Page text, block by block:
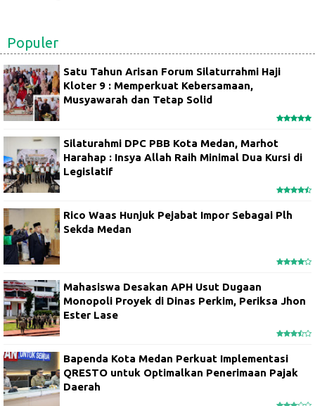
Populer
Satu Tahun Arisan Forum Silaturrahmi Haji
Kloter 9 : Memperkuat Kebersamaan,
Musyawarah dan Tetap Solid
Silaturahmi DPC PBB Kota Medan, Marhot
Harahap : Insya Allah Raih Minimal Dua Kursi di
Legislatif
Rico Waas Hunjuk Pejabat Impor Sebagai Plh
Sekda Medan
Mahasiswa Desakan APH Usut Dugaan
Monopoli Proyek di Dinas Perkim, Periksa Jhon
Ester Lase
Bapenda Kota Medan Perkuat Implementasi
QRESTO untuk Optimalkan Penerimaan Pajak
Daerah